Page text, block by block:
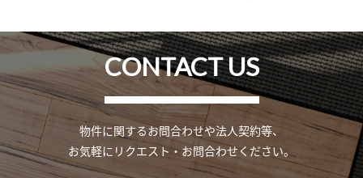
CONTACT US
物件に関するお問合わせや法人契約等、
お気軽にリクエスト・お問合わせください。